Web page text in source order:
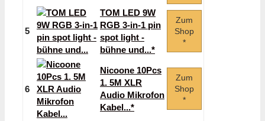
5
TOM LED 9W
RGB 3-in-1 pin
spot light -
bühne und...*
Zum
Shop
*
6
Nicoone 10Pcs
1. 5M XLR
Audio Mikrofon
Kabel...*
Zum
Shop
*